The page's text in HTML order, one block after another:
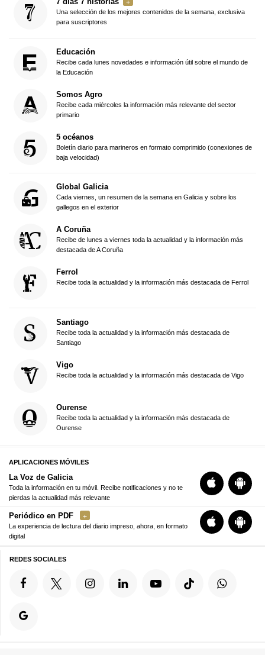
Una selección de los mejores contenidos de la semana, exclusiva
para suscriptores
Educación
Recibe cada lunes novedades e información útil sobre el mundo de
la Educación
Somos Agro
Recibe cada miércoles la información más relevante del sector
primario
5 océanos
Boletín diario para marineros en formato comprimido (conexiones de
baja velocidad)
Global Galicia
Cada viernes, un resumen de la semana en Galicia y sobre los
gallegos en el exterior
A Coruña
Recibe de lunes a viernes toda la actualidad y la información más
destacada de A Coruña
Ferrol
Recibe toda la actualidad y la información más destacada de Ferrol
Santiago
Recibe toda la actualidad y la información más destacada de
Santiago
Vigo
Recibe toda la actualidad y la información más destacada de Vigo
Ourense
Recibe toda la actualidad y la información más destacada de
Ourense
APLICACIONES MÓVILES
La Voz de Galicia
Toda la información en tu móvil. Recibe notificaciones y no te
pierdas la actualidad más relevante
Periódico en PDF
La experiencia de lectura del diario impreso, ahora, en formato
digital
REDES SOCIALES